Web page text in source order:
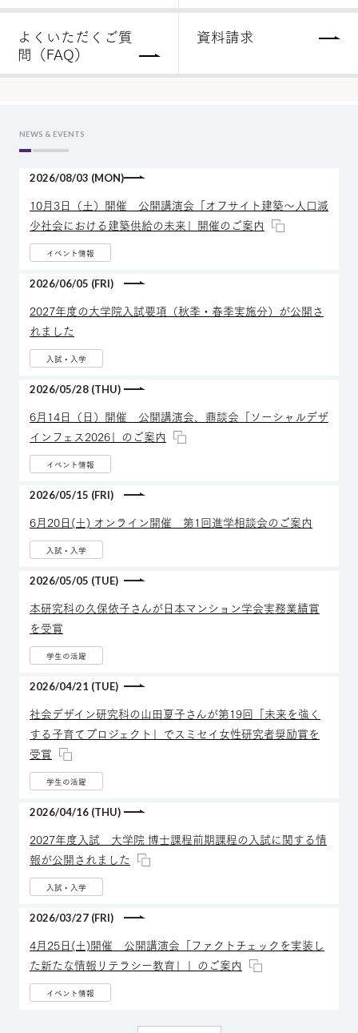
よくいただくご質
問（FAQ）
資料請求
NEWS & EVENTS
10月3日（土）開催 公開講演会「オフサイト建築～人口減
少社会における建築供給の未来」開催のご案内
イベント情報
2026/08/03 (MON)
2027年度の大学院入試要項（秋季・春季実施分）が公開さ
れました
入試・入学
2026/06/05 (FRI)
6月14日（日）開催 公開講演会、鼎談会「ソーシャルデザ
インフェス2026」のご案内
イベント情報
2026/05/28 (THU)
6月20日(土) オンライン開催 第1回進学相談会のご案内
入試・入学
2026/05/15 (FRI)
本研究科の久保依子さんが日本マンション学会実務業績賞
を受賞
学生の活躍
2026/05/05 (TUE)
社会デザイン研究科の山田夏子さんが第19回「未来を強く
する子育てプロジェクト」でスミセイ女性研究者奨励賞を
受賞
学生の活躍
2026/04/21 (TUE)
2027年度入試 大学院 博士課程前期課程の入試に関する情
報が公開されました
入試・入学
2026/04/16 (THU)
4月25日(土)開催 公開講演会「ファクトチェックを実装し
た新たな情報リテラシー教育」」のご案内
イベント情報
2026/03/27 (FRI)